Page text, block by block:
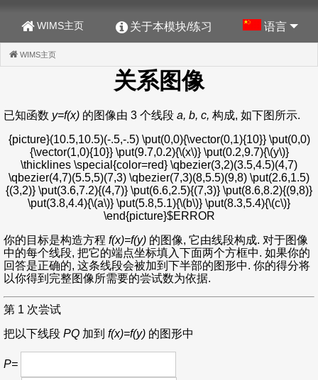
WIMS主页 关于本模块/练习 语言
WIMS主页
关系图像
已知函数 y=f(x) 的图像由 3 个线段 a, b, c, 构成, 如下图所示.
{picture}(10.5,10.5)(-.5,-.5) \put(0,0){\vector(0,1){10}} \put(0,0)
{\vector(1,0){10}} \put(9.7,0.2){\(x\)} \put(0.2,9.7){\(y\)}
\thicklines \special{color=red} \qbezier(3,2)(3.5,4.5)(4,7)
\qbezier(4,7)(5.5,5)(7,3) \qbezier(7,3)(8,5.5)(9,8) \put(2.6,1.5)
{(3,2)} \put(3.6,7.2){(4,7)} \put(6.6,2.5){(7,3)} \put(8.6,8.2){(9,8)}
\put(3.8,4.4){\(a\)} \put(5.8,5.1){\(b\)} \put(8.3,5.4){\(c\)}
\end{picture}$ERROR
你的目标是构造方程 f(x)=f(y) 的图像, 它由线段构成. 对于图像
中的每个线段, 把它的端点坐标填入下面两个方框中. 如果你的
回答是正确的, 这条线段会被加到下半部的图形中. 你的得分将
以你得到完整图像所需要的尝试数为依据.
第 1 次尝试
把以下线段 PQ 加到 f(x)=f(y) 的图形中
P=